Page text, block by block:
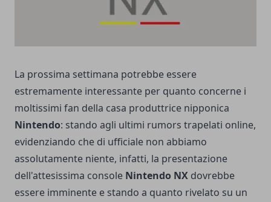
La prossima settimana potrebbe essere
estremamente interessante per quanto concerne i
moltissimi fan della casa produttrice nipponica
Nintendo: stando agli ultimi rumors trapelati online,
evidenziando che di ufficiale non abbiamo
assolutamente niente, infatti, la presentazione
dell'attesissima console Nintendo NX dovrebbe
essere imminente e stando a quanto rivelato su un